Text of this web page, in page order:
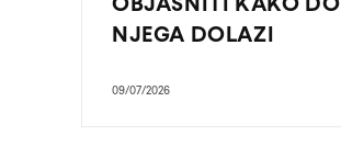
OBJASNITI KAKO DO
NJEGA DOLAZI
09/07/2026